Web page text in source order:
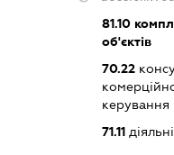
81.10
об'єктів
70.22
керування
71.11